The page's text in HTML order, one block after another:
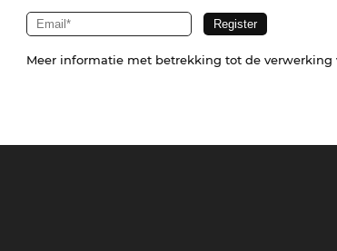
Meer informatie met betrekking tot de